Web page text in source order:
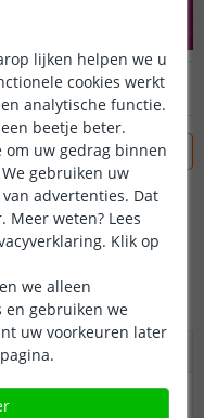
lijken helpen we u
cookies werkt
analytische functie.
beetje beter.
om uw gedrag binnen
gebruiken uw
advertenties. Dat
Meer weten? Lees
Klik op
we alleen
en gebruiken we
uw voorkeuren later